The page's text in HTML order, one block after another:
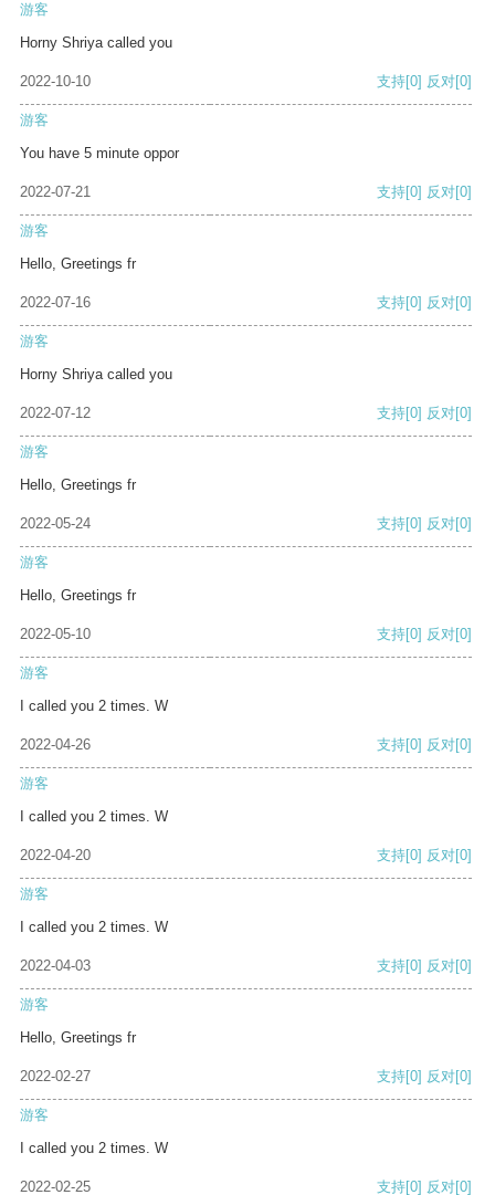
游客
Horny Shriya called you
2022-10-10 支持[0] 反对[0]
游客
You have 5 minute oppor
2022-07-21 支持[0] 反对[0]
游客
Hello, Greetings fr
2022-07-16 支持[0] 反对[0]
游客
Horny Shriya called you
2022-07-12 支持[0] 反对[0]
游客
Hello, Greetings fr
2022-05-24 支持[0] 反对[0]
游客
Hello, Greetings fr
2022-05-10 支持[0] 反对[0]
游客
I called you 2 times. W
2022-04-26 支持[0] 反对[0]
游客
I called you 2 times. W
2022-04-20 支持[0] 反对[0]
游客
I called you 2 times. W
2022-04-03 支持[0] 反对[0]
游客
Hello, Greetings fr
2022-02-27 支持[0] 反对[0]
游客
I called you 2 times. W
2022-02-25 支持[0] 反对[0]